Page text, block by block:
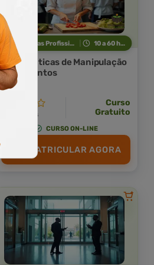
Técnicas Profissionais 10 a 60 horas
Boas Práticas de Manipulação
de Alimentos
Curso Livre
4,0 · Estrelas
Curso
Gratuito
CURSO ON-LINE
MATRICULAR AGORA